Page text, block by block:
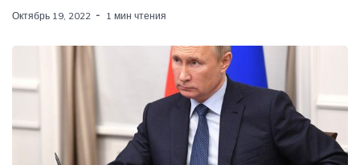
Октябрь 19, 2022 1 мин чтения